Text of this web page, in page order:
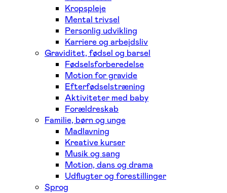
Kropspleje
Mental trivsel
Personlig udvikling
Karriere og arbejdsliv
Graviditet, fødsel og barsel
Fødselsforberedelse
Motion for gravide
Efterfødselstræning
Aktiviteter med baby
Forældreskab
Familie, børn og unge
Madlavning
Kreative kurser
Musik og sang
Motion, dans og drama
Udflugter og forestillinger
Sprog